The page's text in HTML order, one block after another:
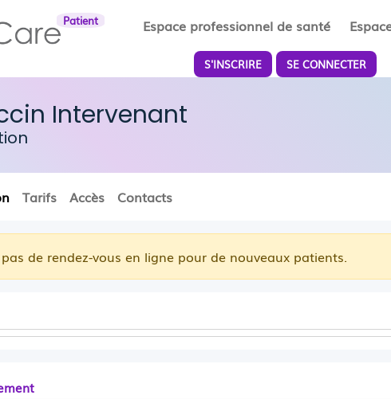
Patient Espace professionnel de santé
S'INSCRIRE SE CONNECTER
Intervenant
Tarifs Accès Contacts
de rendez-vous en ligne pour de nouveaux patients.